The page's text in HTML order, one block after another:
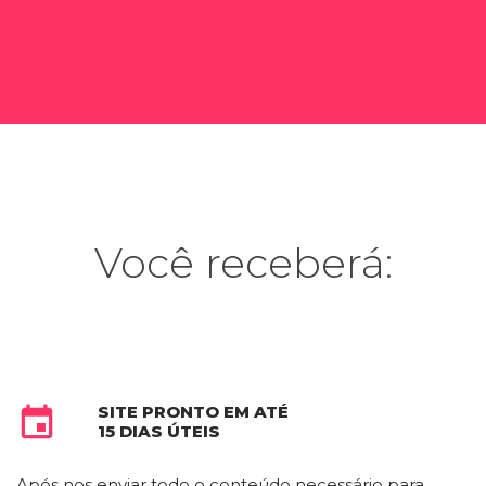
Você receberá:

SITE PRONTO EM ATÉ
15 DIAS ÚTEIS